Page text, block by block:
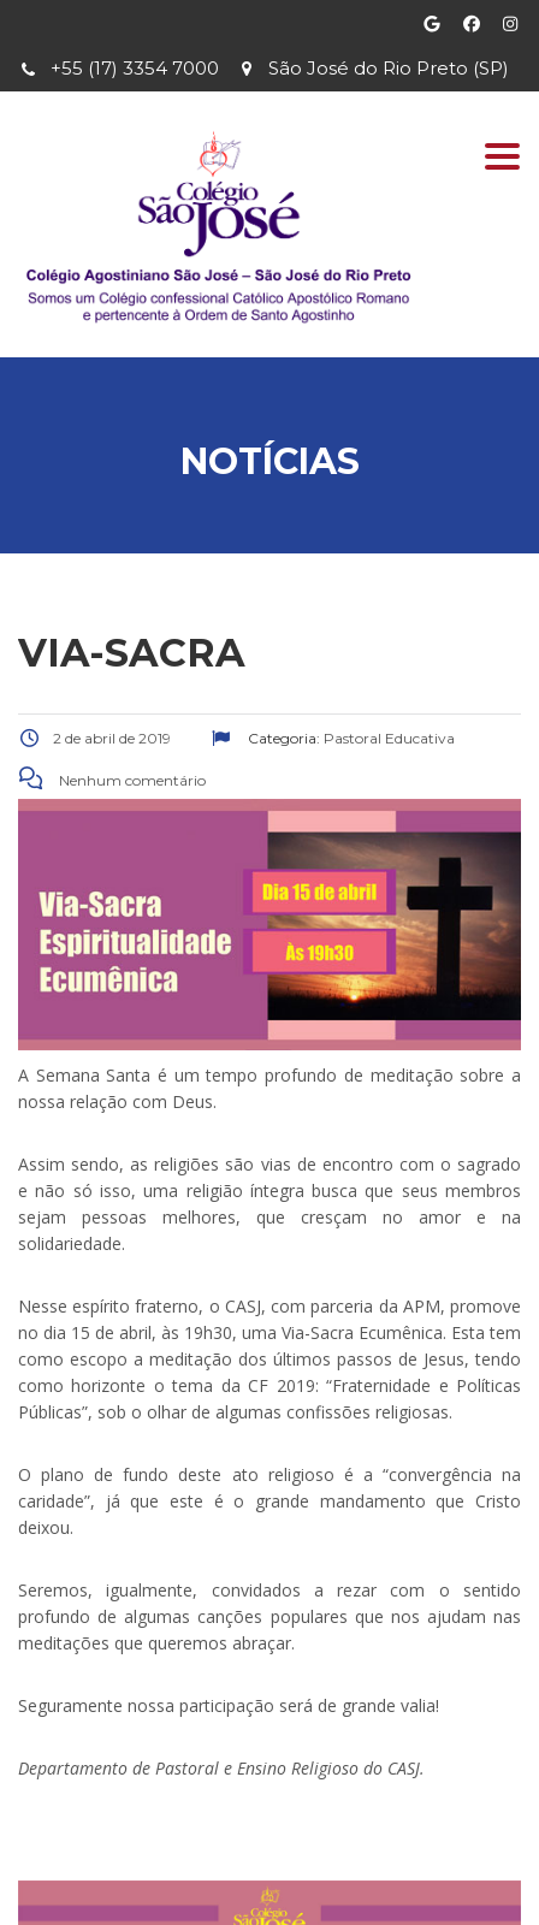
São José do Rio Preto (SP)
+55 (17) 3354 7000
NOTÍCIAS
VIA-SACRA
2 de abril de 2019 Categoria: Pastoral Educativa
Nenhum comentário
A Semana Santa é um tempo profundo de meditação sobre a
nossa relação com Deus.
Assim sendo, as religiões são vias de encontro com o sagrado
e não só isso, uma religião íntegra busca que seus membros
sejam pessoas melhores, que cresçam no amor e na
solidariedade.
Nesse espírito fraterno, o CASJ, com parceria da APM, promove
no dia 15 de abril, às 19h30, uma Via-Sacra Ecumênica. Esta tem
como escopo a meditação dos últimos passos de Jesus, tendo
como horizonte o tema da CF 2019: “Fraternidade e Políticas
Públicas”, sob o olhar de algumas confissões religiosas.
O plano de fundo deste ato religioso é a “convergência na
caridade”, já que este é o grande mandamento que Cristo
deixou.
Seremos, igualmente, convidados a rezar com o sentido
profundo de algumas canções populares que nos ajudam nas
meditações que queremos abraçar.
Seguramente nossa participação será de grande valia!
Departamento de Pastoral e Ensino Religioso do CASJ.